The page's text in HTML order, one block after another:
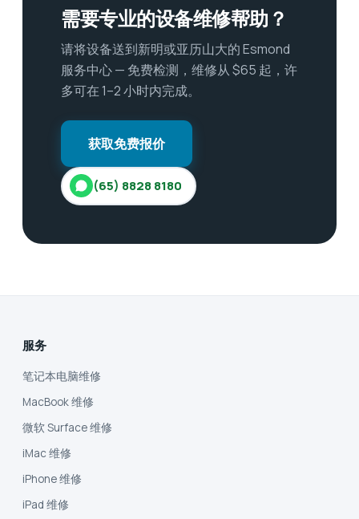
需要专业的设备维修帮助？
请将设备送到新明或亚历山大的 Esmond
服务中心 — 免费检测，维修从 $65 起，许
多可在 1–2 小时内完成。
获取免费报价
(65) 8828 8180
服务
笔记本电脑维修
MacBook 维修
微软 Surface 维修
iMac 维修
iPhone 维修
iPad 维修